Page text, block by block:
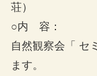
荘）
○内 容：
自然観察会「 セ
ます。